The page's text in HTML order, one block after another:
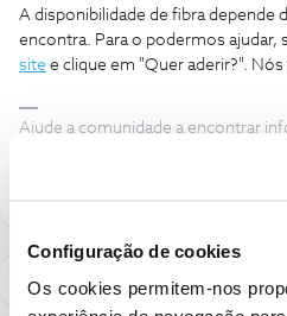
Configuração de cookies
Os cookies permitem-nos
A disponibilidade de fibra depende
encontra. Para o podermos ajudar,
site e clique em "Quer aderir?".
Ajude a comunidade a encontrar
como "Melhor Resposta" e faça